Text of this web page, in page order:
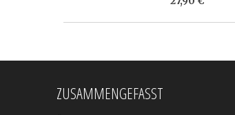
ZUSAMMENGEFASST